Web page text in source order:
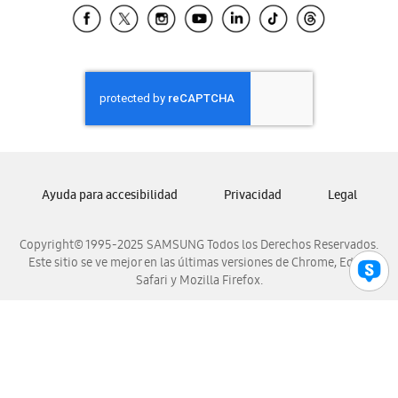
Samsung El Salvador
Samsung Honduras
Samsung Nicaragua
Samsung Panamá
Samsung Venezuela
Copyright© 1995-2025 SAMSUNG Todos los Derechos Reservados.
Este sitio se ve mejor en las últimas versiones de Chrome, Edge,
Safari y Mozilla Firefox.
Ayuda para accesibilidad Privacidad Legal